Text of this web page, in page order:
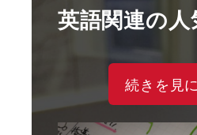
英語関連の
続きを見